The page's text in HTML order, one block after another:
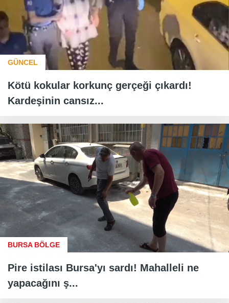
GÜNCEL
Kötü kokular korkunç gerçeği çıkardı!
Kardeşinin cansız...
BURSA BÖLGE
Pire istilası Bursa'yı sardı! Mahalleli ne
yapacağını ş...